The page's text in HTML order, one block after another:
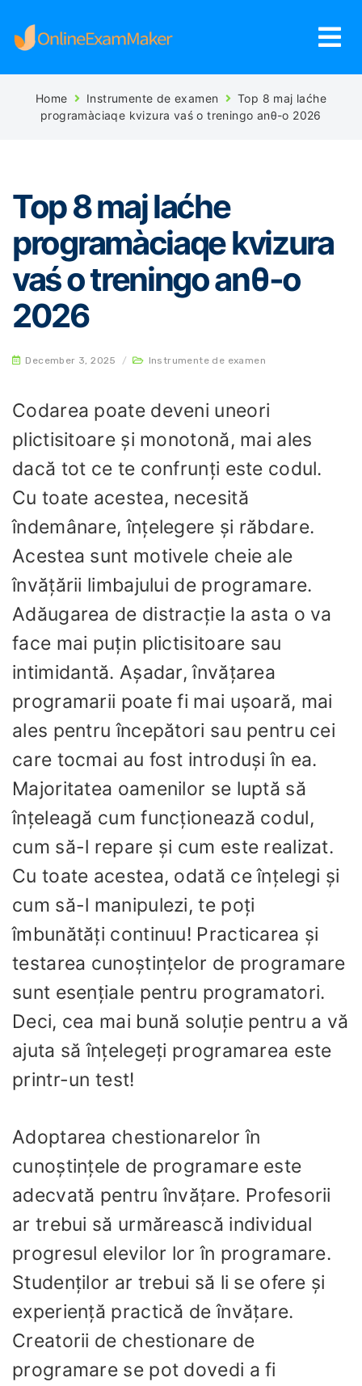
Home Instrumente de examen
Top 8 maj laćhe
programàciaqe kvizura vaś o treningo anθ-o 2026
Top 8 maj laćhe
programàciaqe kvizura
vaś o treningo anθ-o
2026
December 3, 2025 / Instrumente de examen
Codarea poate deveni uneori
plictisitoare și monotonă, mai ales
dacă tot ce te confrunți este codul.
Cu toate acestea, necesită
îndemânare, înțelegere și răbdare.
Acestea sunt motivele cheie ale
învățării limbajului de programare.
Adăugarea de distracție la asta o va
face mai puțin plictisitoare sau
intimidantă. Așadar, învățarea
programarii poate fi mai ușoară, mai
ales pentru începători sau pentru cei
care tocmai au fost introduși în ea.
Majoritatea oamenilor se luptă să
înțeleagă cum funcționează codul,
cum să-l repare și cum este realizat.
Cu toate acestea, odată ce înțelegi și
cum să-l manipulezi, te poți
îmbunătăți continuu! Practicarea și
testarea cunoștințelor de programare
sunt esențiale pentru programatori.
Deci, cea mai bună soluție pentru a vă
ajuta să înțelegeți programarea este
printr-un test!
Adoptarea chestionarelor în
cunoștințele de programare este
adecvată pentru învățare. Profesorii
ar trebui să urmărească individual
progresul elevilor lor în programare.
Studenților ar trebui să li se ofere și
experiență practică de învățare.
Creatorii de chestionare de
programare se pot dovedi a fi